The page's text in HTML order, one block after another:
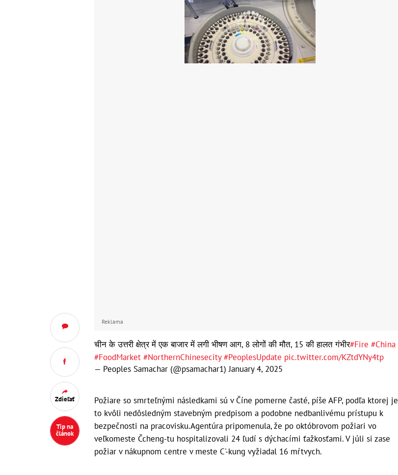
Zdieľať
Tip na
článok
Reklama
चीन के उत्तरी क्षेत्र में एक बाजार में लगी भीषण आग, 8 लोगों की मौत, 15 की हालत गंभीर#Fire #China
#FoodMarket #NorthernChinesecity #PeoplesUpdate pic.twitter.com/KZtdYNy4tp
— Peoples Samachar (@psamachar1)January 4, 2025
Požiare so smrteľnými následkami sú v Číne pomerne časté, píše AFP, podľa ktorej je
to kvôli nedôsledným stavebným predpisom a podobne nedbanlivému prístupu k
bezpečnosti na pracovisku.Agentúra pripomenula, že po októbrovom požiari vo
veľkomeste Čcheng-tu hospitalizovali 24 ľudí s dýchacími ťažkosťami. V júli si zase
požiar v nákupnom centre v meste C'-kung vyžiadal 16 mŕtvych.